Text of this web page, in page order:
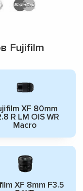
Fujifilm
XF 80mm
R LM OIS WR
Macro
XF 8mm F3.5